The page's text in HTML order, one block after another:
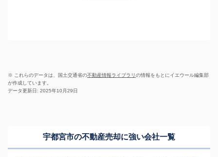
※ これらのデータは、国土交通省の不動産情報ライブラリの情報をもとにイエウール編集部
が作成しています。
データ更新日: 2025年10月29日
宇都宮市の不動産売却に強い会社一覧